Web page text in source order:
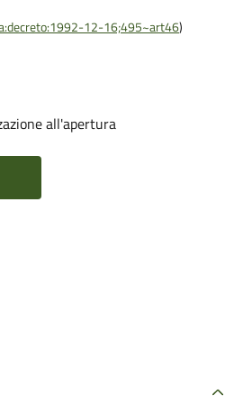
12-16;495~art46)
all'apertura